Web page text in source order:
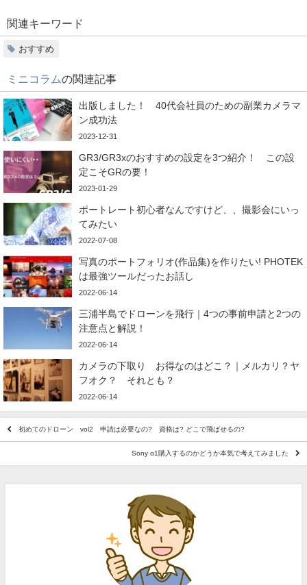
関連キーワード
おすすめ
ミニコラムの関連記事
出版しました！ 40代会社員のための副業カメラマ
ン成功法
2023-12-31
GR3/GR3xのおすすめの設定を3つ紹介！ この設
定こそGRの要！
2023-01-29
ポートレート初心者なんですけど、、撮影会にいっ
てみたい
2022-07-08
写真のポートフォリオ(作品集)を作りたい! PHOTEK
は最強ツールだったお話し
2022-06-14
三浦半島でドローンを飛行｜4つの事前申請と2つの
注意点と解説！
2022-06-14
カメラの下取り お得なのはどこ？｜メルカリ？ヤ
フオク？ それとも？
2022-06-14
初めてのドローン vol2 申請は必要なの? 資格は? どこで飛ばせるの?
Sony α1購入するのかどうか本気で考えてみました